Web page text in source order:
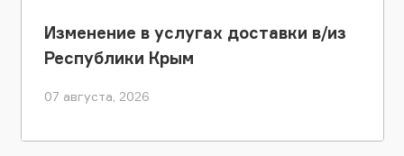
Изменение в услугах доставки в/из
Республики Крым
07 августа, 2026